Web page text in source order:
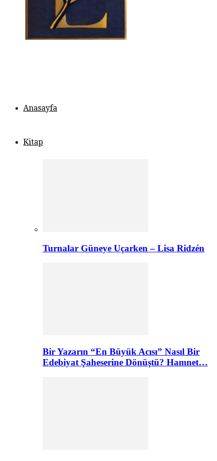
Anasayfa
Kitap
Turnalar Güneye Uçarken – Lisa Ridzén
Bir Yazarın “En Büyük Acısı” Nasıl Bir
Edebiyat Şaheserine Dönüştü? Hamnet…